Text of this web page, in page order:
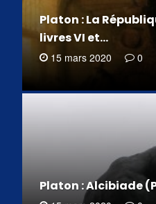
Platon : La
livres VI et…
15 mars 2020 0
Platon : Alcibiade